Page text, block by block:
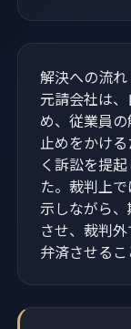
解決への流れ
元請会社は
め、従業員
止めをかけ
く訴訟を提
た。裁判上
示しながら
させ、裁判
弁済させるこ